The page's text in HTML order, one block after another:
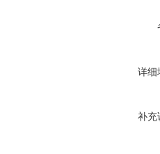
详细
补充